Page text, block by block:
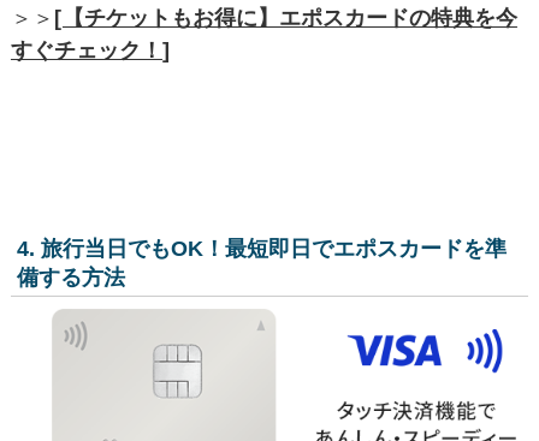
＞＞ [ 【チケットもお得に】エポスカードの特典を今
すぐチェック！ ]
4. 旅行当日でもOK！最短即日でエポスカードを準
備する方法